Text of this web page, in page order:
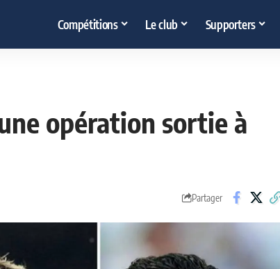
Compétitions Le club Supporters
opération sortie à
Partager